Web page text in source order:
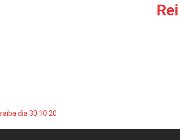
dia 30 10 20